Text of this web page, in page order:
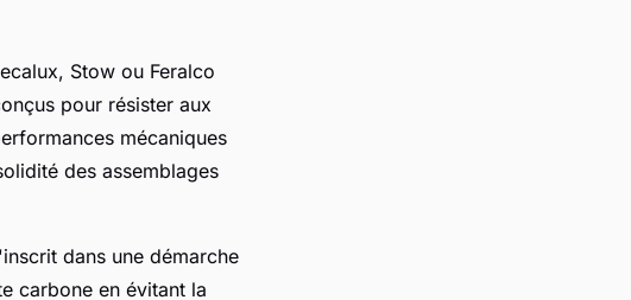
Stow ou Feralco
pour résister aux
mécaniques
des assemblages
dans une démarche
carbone en évitant la